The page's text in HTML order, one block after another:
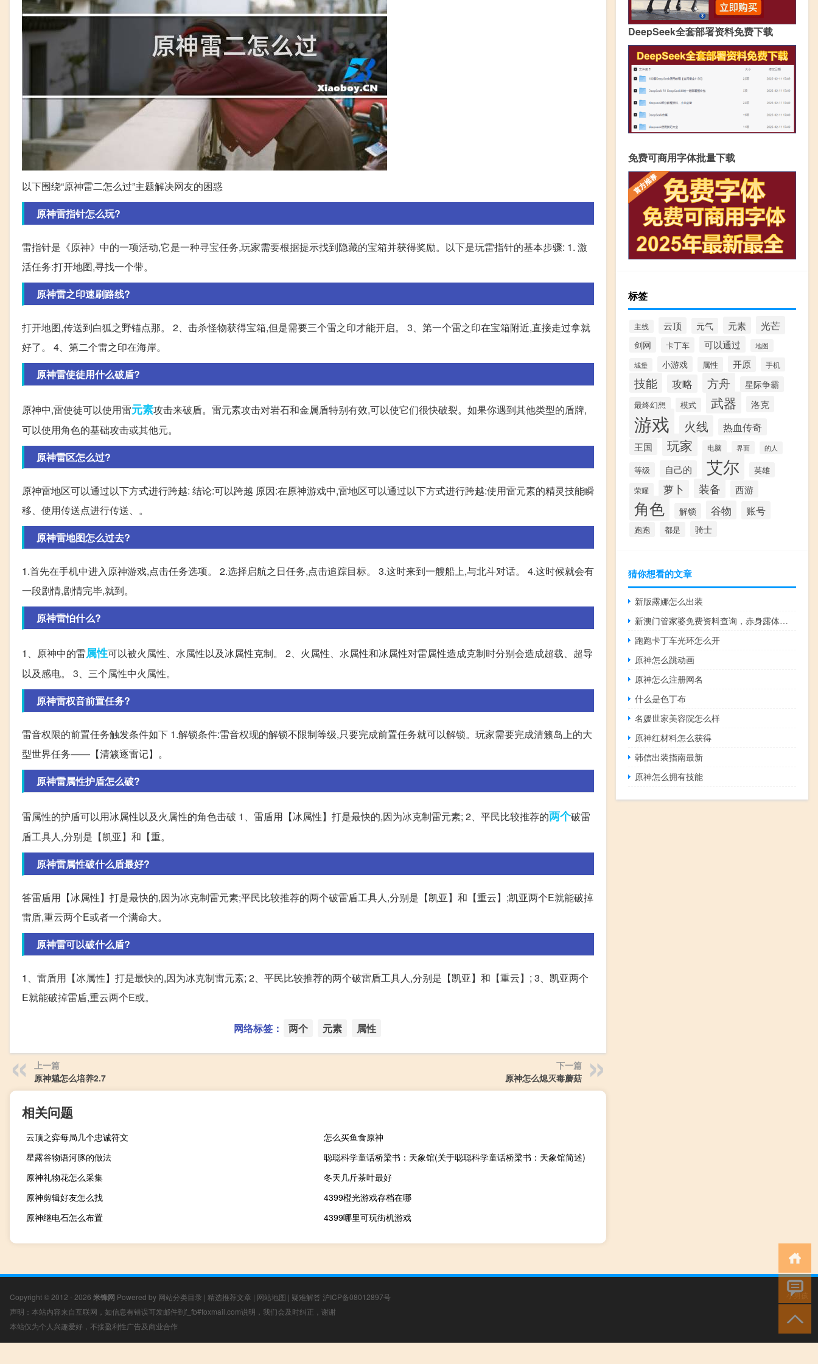
以下围绕“原神雷二怎么过”主题解决网友的困惑
原神雷指针怎么玩?
雷指针是《原神》中的一项活动,它是一种寻宝任务,玩家需要根据提示找到隐藏的宝箱并获得奖励。以下是玩雷指针的基本步骤: 1. 激
活任务:打开地图,寻找一个带。
原神雷之印速刷路线?
打开地图,传送到白狐之野锚点那。 2、击杀怪物获得宝箱,但是需要三个雷之印才能开启。 3、第一个雷之印在宝箱附近,直接走过拿就
好了。 4、第二个雷之印在海岸。
原神雷使徒用什么破盾?
原神中,雷使徒可以使用雷元素攻击来破盾。雷元素攻击对岩石和金属盾特别有效,可以使它们很快破裂。如果你遇到其他类型的盾牌,
可以使用角色的基础攻击或其他元。
原神雷区怎么过?
原神雷地区可以通过以下方式进行跨越: 结论:可以跨越 原因:在原神游戏中,雷地区可以通过以下方式进行跨越:使用雷元素的精灵技能瞬
移、使用传送点进行传送、。
原神雷地图怎么过去?
1.首先在手机中进入原神游戏,点击任务选项。 2.选择启航之日任务,点击追踪目标。 3.这时来到一艘船上,与北斗对话。 4.这时候就会有
一段剧情,剧情完毕,就到。
原神雷怕什么?
1、原神中的雷属性可以被火属性、水属性以及冰属性克制。 2、火属性、水属性和冰属性对雷属性造成克制时分别会造成超载、超导
以及感电。 3、三个属性中火属性。
原神雷权音前置任务?
雷音权限的前置任务触发条件如下 1.解锁条件:雷音权现的解锁不限制等级,只要完成前置任务就可以解锁。玩家需要完成清籁岛上的大
型世界任务——【清籁逐雷记】。
原神雷属性护盾怎么破?
雷属性的护盾可以用冰属性以及火属性的角色击破 1、雷盾用【冰属性】打是最快的,因为冰克制雷元素; 2、平民比较推荐的两个破雷
盾工具人,分别是【凯亚】和【重。
原神雷属性破什么盾最好?
答雷盾用【冰属性】打是最快的,因为冰克制雷元素;平民比较推荐的两个破雷盾工具人,分别是【凯亚】和【重云】;凯亚两个E就能破掉
雷盾,重云两个E或者一个满命大。
原神雷可以破什么盾?
1、雷盾用【冰属性】打是最快的,因为冰克制雷元素; 2、平民比较推荐的两个破雷盾工具人,分别是【凯亚】和【重云】; 3、凯亚两个
E就能破掉雷盾,重云两个E或。
网络标签： 两个 元素 属性
上一篇
原神魈怎么培养2.7
下一篇
原神怎么熄灭毒蘑菇
相关问题
云顶之弈每局几个忠诚符文
怎么买鱼食原神
星露谷物语河豚的做法
聪聪科学童话桥梁书：天象馆(关于聪聪科学童话桥梁书：天象馆简述)
原神礼物花怎么采集
冬天几斤茶叶最好
原神剪辑好友怎么找
4399橙光游戏存档在哪
原神继电石怎么布置
4399哪里可玩街机游戏
DeepSeek全套部署资料免费下载
免费可商用字体批量下载
标签
主线 云顶 元气 元素 光芒
剑网 卡丁车 可以通过 地图
城堡 小游戏 属性 开原 手机
技能 攻略 方舟 星际争霸
最终幻想 模式 武器 洛克
游戏 火线 热血传奇
王国 玩家 电脑 界面 的人
等级 自己的 艾尔 英雄
荣耀 萝卜 装备 西游
角色 解锁 谷物 账号
跑跑 都是 骑士
猜你想看的文章
新版露娜怎么出装
新澳门管家婆免费资料查询，赤身露体精选答案落实_HW946.3
跑跑卡丁车光环怎么开
原神怎么跳动画
原神怎么注册网名
什么是色丁布
名媛世家美容院怎么样
原神红材料怎么获得
韩信出装指南最新
原神怎么拥有技能
Copyright © 2012 - 2026 米锋网 Powered by 网站分类目录 | 精选推荐文章 | 网站地图 | 疑难解答 沪ICP备08012897号
声明：本站内容来自互联网，如信息有错误可发邮件到f_fb#foxmail.com说明，我们会及时纠正，谢谢
本站仅为个人兴趣爱好，不接盈利性广告及商业合作
小男孩